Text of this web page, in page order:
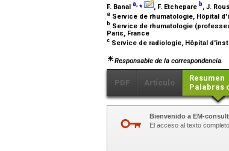
F. Banal a,⁎ , F. Etchepare b, J.
a Service de rhumatologie, Hôpital
b Service de rhumatologie
Paris, France
c Service de radiologie, Hôpital
Responsable de la correspondencia.
PDF Artículo
Resumen
Palabras
Bienvenido a EM-
El acceso al texto